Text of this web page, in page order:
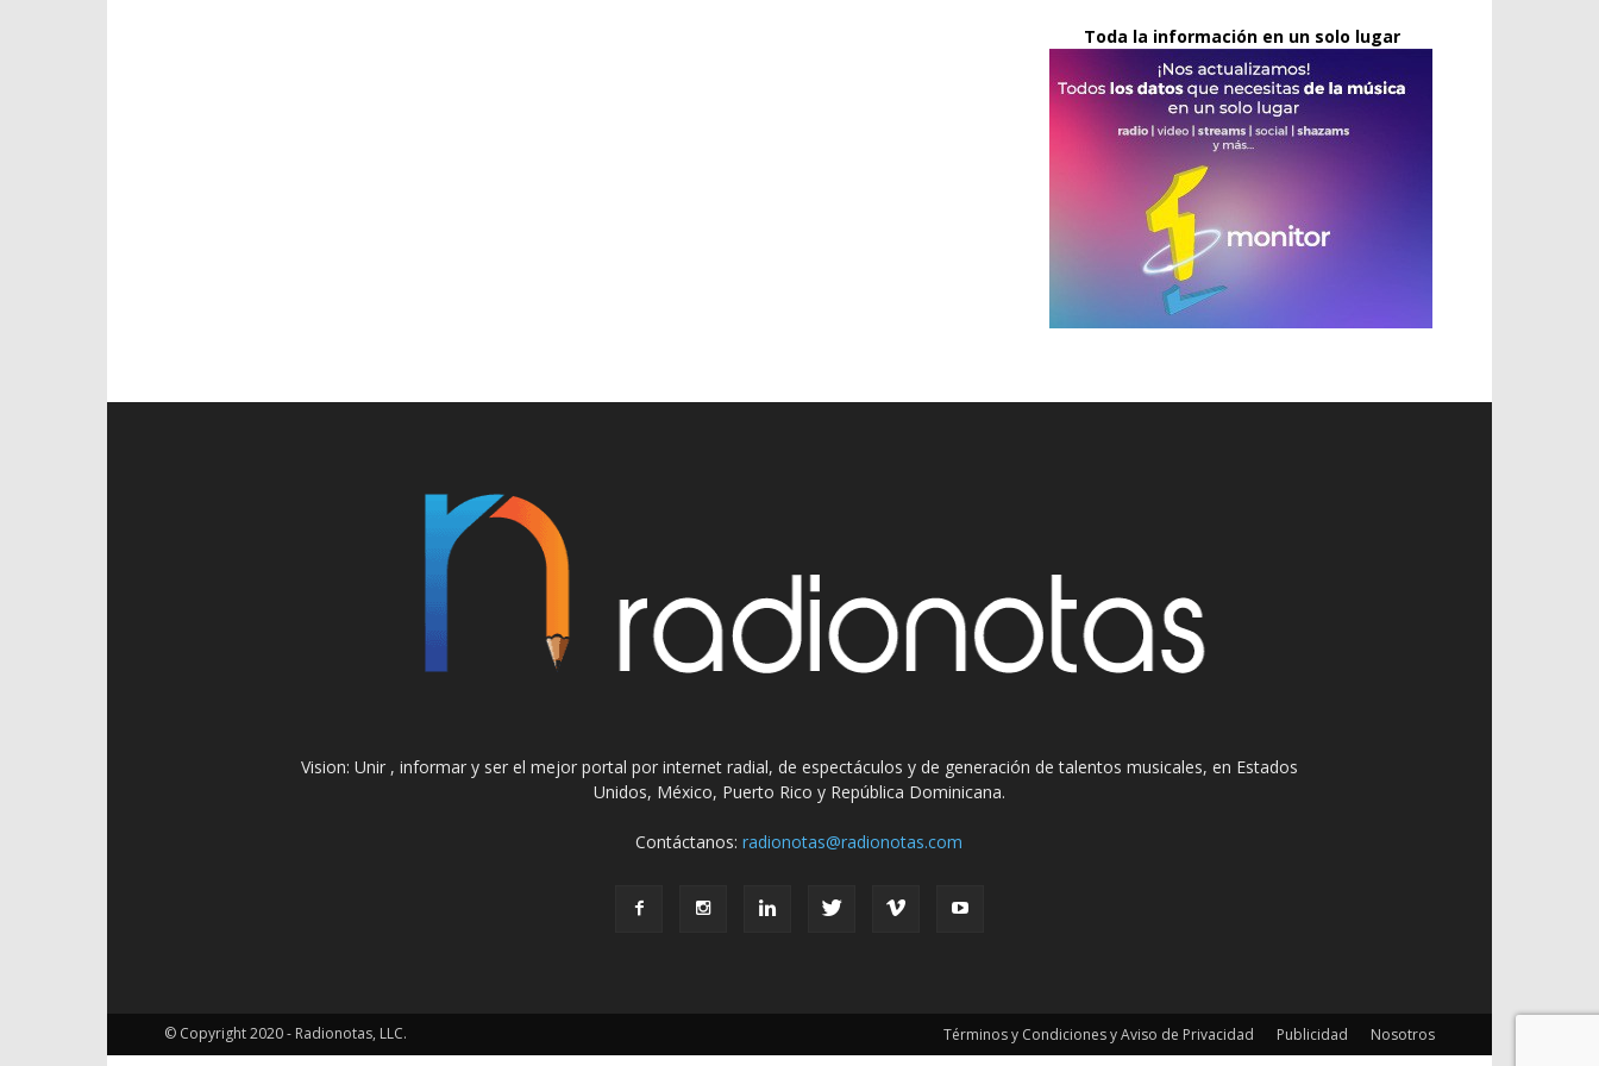
Toda la información en un solo lugar
Vision: Unir , informar y ser el mejor portal por internet radial, de espectáculos y de generación de talentos musicales, en Estados
Unidos, México, Puerto Rico y República Dominicana.
Contáctanos:radionotas@radionotas.com
Términos y Condiciones y Aviso de Privacidad Publicidad Nosotros
© Copyright 2020 - Radionotas, LLC.